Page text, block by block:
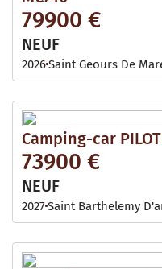
79900 €
NEUF
2026Saint Geours De
Camping-car
73900 €
NEUF
2027Saint Barthelemy